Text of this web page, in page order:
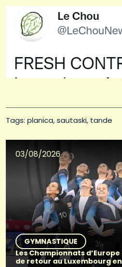
Tags: planica sautaski tande
03/08/2026
GYMNASTIQUE
Les Championnats
de retour au Luxembourg